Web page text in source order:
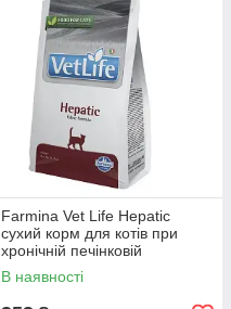
Farmina Vet Life Hepatic
сухий корм для котів при
хронічній печінковій
недостатності 400 г
В наявності